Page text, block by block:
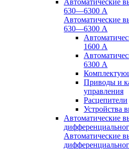
Автоматические
630—6300 А
Автоматические
630—6300 А
1600 А
6300 А
Приводы и
управления
Расцепители
Устройства
Автоматические
Автоматические